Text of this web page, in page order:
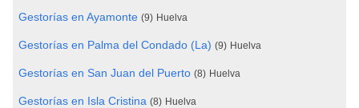
Gestorías en Ayamonte (9) Huelva
Gestorías en Palma del Condado (La) (9) Huelva
Gestorías en San Juan del Puerto (8) Huelva
Gestorías en Isla Cristina (8) Huelva